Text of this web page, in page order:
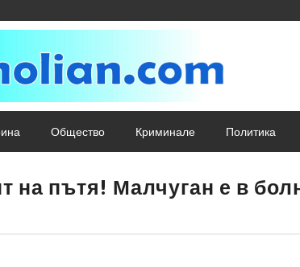
Общество Криминале Политика
на пътя! Малчуган е в